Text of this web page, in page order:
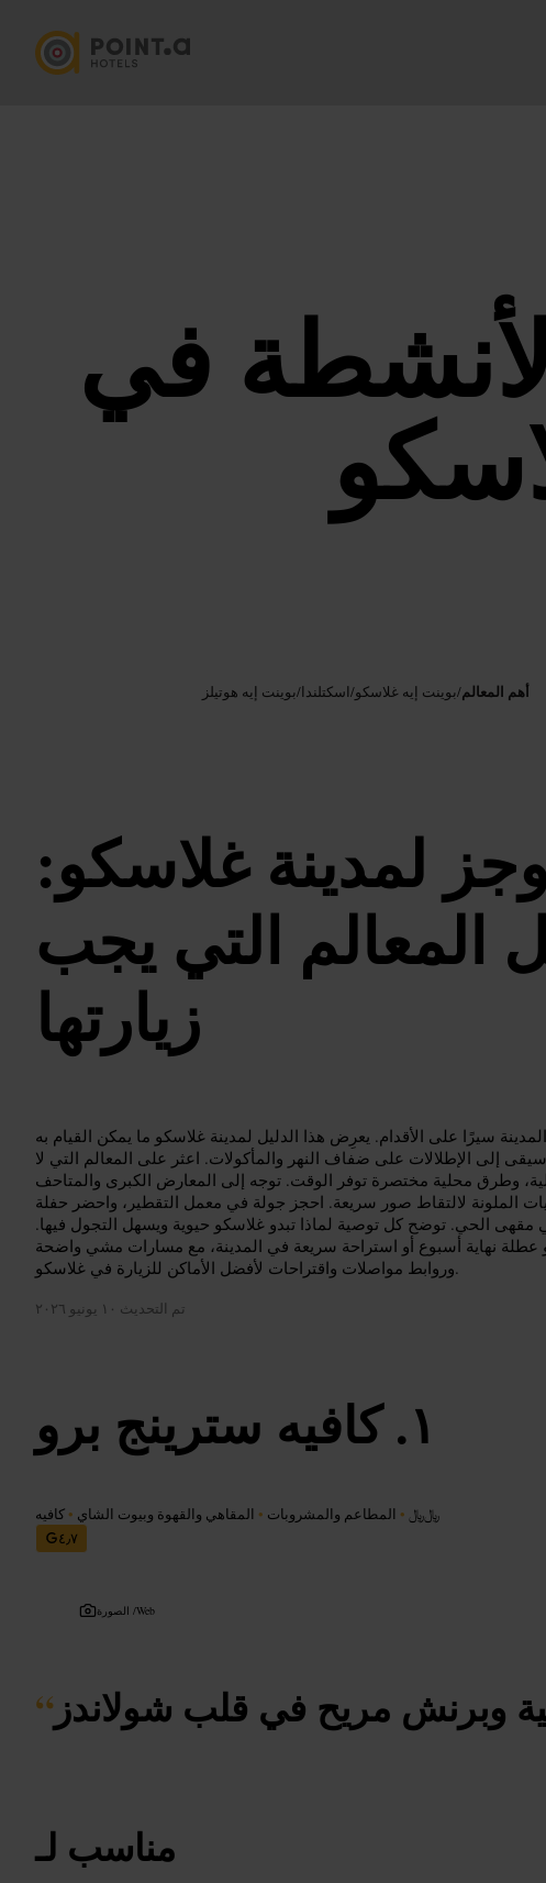
في
بوينت إيه هوتيلز/اسكتلندا/بوينت إيه غلاسكو/أهم المعالم
لمدينة غلاسكو:
المعالم التي يجب
زيارتها
سيرًا على الأقدام. يعرِض هذا الدليل لمدينة غلاسكو ما يمكن القيام به
إلى الإطلالات على ضفاف النهر والمأكولات. اعثر على المعالم التي لا
وطرق محلية مختصرة توفر الوقت. توجه إلى المعارض الكبرى والمتاحف
الملونة لالتقاط صور سريعة. احجز جولة في معمل التقطير، واحضر حفلة
الحي. توضح كل توصية لماذا تبدو غلاسكو حيوية ويسهل التجول فيها.
عطلة نهاية أسبوع أو استراحة سريعة في المدينة، مع مسارات مشي واضحة
وروابط مواصلات واقتراحات لأفضل الأماكن للزيارة في غلاسكو.
تم التحديث ١٠ يونيو ٢٠٢٦
كافيه سترينج برو
﷼﷼ • المطاعم والمشروبات • المقاهي والقهوة وبيوت الشاي • كافيه
٤٫٧
الصورة /Web
“وبرنش مريح في قلب شولاندز
مناسب لـ